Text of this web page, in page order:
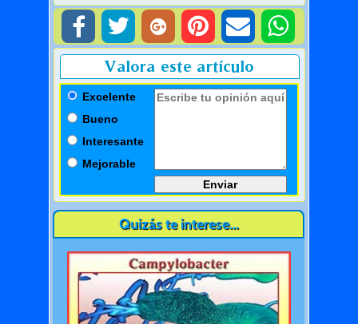
Valora este artículo
Excelente
Bueno
Interesante
Mejorable
Quizás te interese...